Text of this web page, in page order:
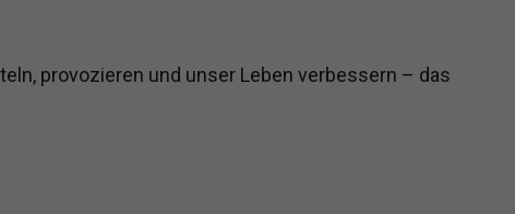
provozieren und unser Leben verbessern – das